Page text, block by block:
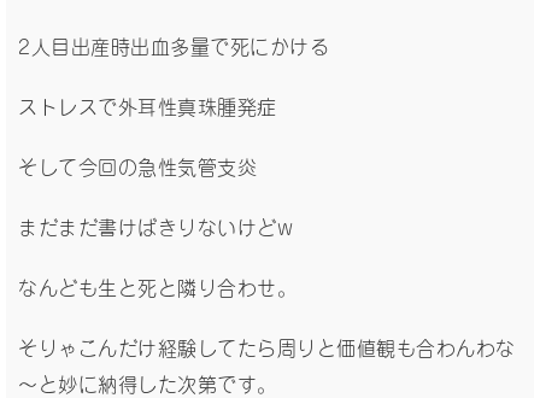
2人目出産時出血多量で死にかける
ストレスで外耳性真珠腫発症
そして今回の急性気管支炎
まだまだ書けばきりないけどw
なんども生と死と隣り合わせ。
そりゃこんだけ経験してたら周りと価値観も合わんわな
～と妙に納得した次第です。